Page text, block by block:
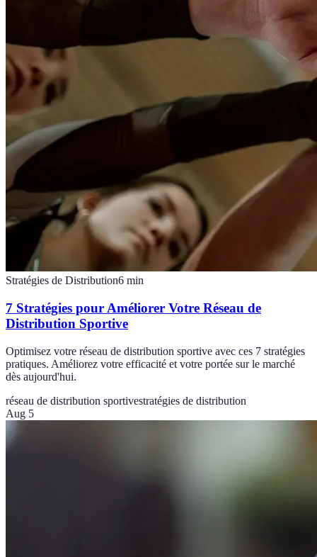
Stratégies de Distribution6 min
7 Stratégies pour Améliorer Votre Réseau de
Distribution Sportive
Optimisez votre réseau de distribution sportive avec ces 7 stratégies
pratiques. Améliorez votre efficacité et votre portée sur le marché
dès aujourd'hui.
réseau de distribution sportivestratégies de distribution
Aug 5